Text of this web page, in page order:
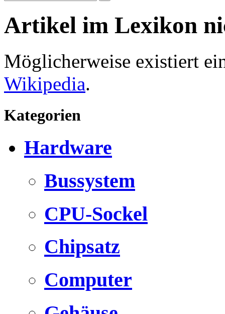
Artikel im Lexikon
Möglicherweise existiert
Wikipedia.
Kategorien
Hardware
Bussystem
CPU-Sockel
Chipsatz
Computer